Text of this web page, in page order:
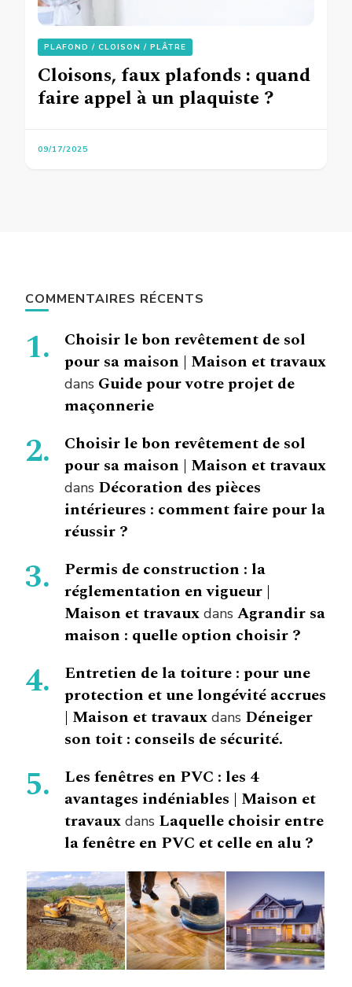
PLAFOND / CLOISON / PLÂTRE
Cloisons, faux plafonds : quand
faire appel à un plaquiste ?
09/17/2025
COMMENTAIRES RÉCENTS
Choisir le bon revêtement de sol
pour sa maison | Maison et travaux
dans Guide pour votre projet de
maçonnerie
Choisir le bon revêtement de sol
pour sa maison | Maison et travaux
dans Décoration des pièces
intérieures : comment faire pour la
réussir ?
Permis de construction : la
réglementation en vigueur |
Maison et travaux dans Agrandir sa
maison : quelle option choisir ?
Entretien de la toiture : pour une
protection et une longévité accrues
| Maison et travaux dans Déneiger
son toit : conseils de sécurité.
Les fenêtres en PVC : les 4
avantages indéniables | Maison et
travaux dans Laquelle choisir entre
la fenêtre en PVC et celle en alu ?